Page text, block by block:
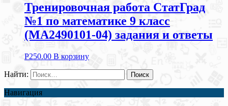
Тренировочная работа СтатГрад
№1 по математике 9 класс
(МА2490101-04) задания и ответы
Р250.00 В корзину
Найти:
Навигация